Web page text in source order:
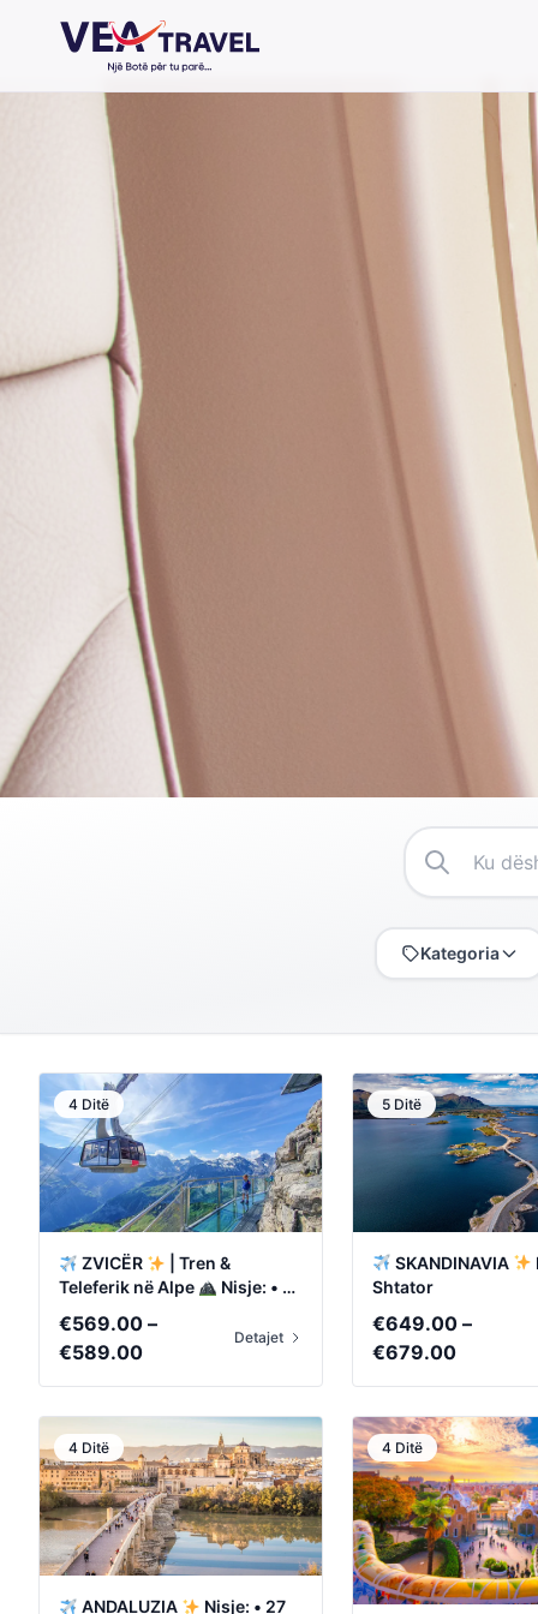
Kategoria
4 Ditë
ZVICËR
| Tren &
Teleferik në Alpe
Nisje: • 17
€569.00 –
€589.00Price
range:
through
€589.00
Detajet
5 Ditë
SKANDINAVIA
Shtator
€649.00 –
€679.00Price
range:
through
€679.00
4 Ditë
ANDALUZIA Nisje: • 27
4 Ditë